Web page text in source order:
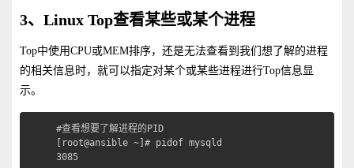
3、Linux Top查看某些或某个进程
Top中使用CPU或MEM排序，还是无法查看到我们想了解的进程
的相关信息时，就可以指定对某个或某些进程进行Top信息显
示。
#查看想要了解进程的PID
[root@ansible ~]# pidof mysqld
3085